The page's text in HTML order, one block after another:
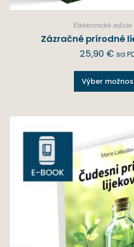
Elektronické edície
Zázračné prírodné
25,90 € sa
Výber